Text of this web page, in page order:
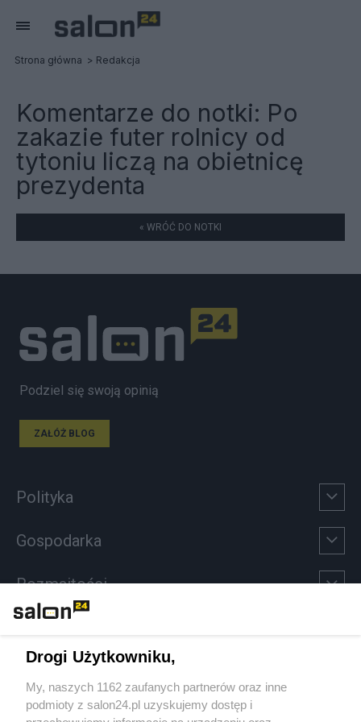
Strona główna Redakcja
Komentarze do notki: Po
zakazie futer rolnicy od
tytoniu liczą na obietnicę
prezydenta
« WRÓĆ DO NOTKI
Podziel się swoją opinią
ZAŁÓŻ BLOG
Polityka
Gospodarka
Rozmaitości
Sport
Społeczeństwo
Drogi Użytkowniku,
My, naszych 1162 zaufanych partnerów oraz inne
podmioty z salon24.pl uzyskujemy dostęp i